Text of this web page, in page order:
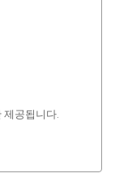
제공됩니다.